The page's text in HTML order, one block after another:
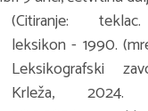
(Citiranje:
leksikon - 1990.
Leksikografski
Krleža, 2024.